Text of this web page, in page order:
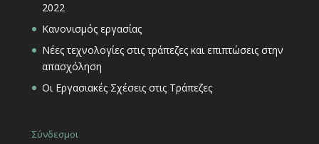
2022
Κανονισμός εργασίας
Νέες τεχνολογίες στις τράπεζες και επιπτώσεις στην
απασχόληση
Οι Εργασιακές Σχέσεις στις Τράπεζες
Σύνδεσμοι